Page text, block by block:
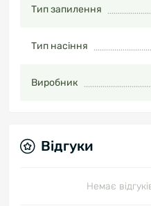
Тип запилення
Тип насіння
Виробник
Відгуки
Немає